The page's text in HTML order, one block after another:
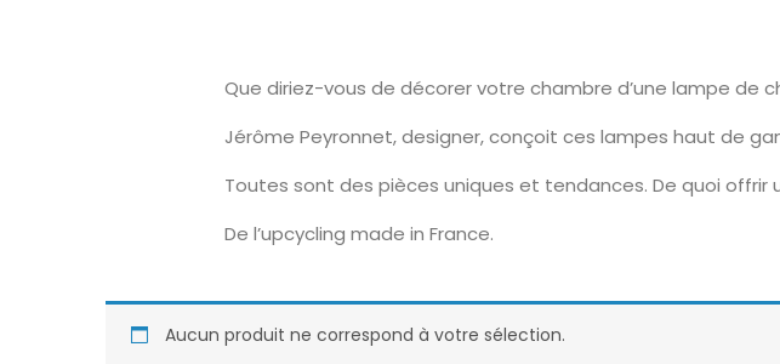
Que diriez-vous de décorer votre chambre d’une lampe de
Jérôme Peyronnet, designer, conçoit ces lampes haut de
Toutes sont des pièces uniques et tendances. De quoi
De l’upcycling made in France.
Aucun produit ne correspond à votre sélection.